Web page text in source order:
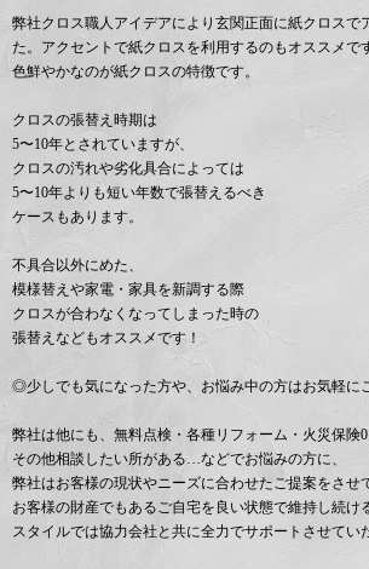
弊社クロス職人アイデアにより玄関正面に紙クロスで
た。アクセントで紙クロスを利用するのもオススメで
色鮮やかなのが紙クロスの特徴です。
クロスの張替え時期は
5〜10年とされていますが、
クロスの汚れや劣化具合によっては
5〜10年よりも短い年数で張替えるべき
ケースもあります。
不具合以外にめた、
模様替えや家電・家具を新調する際
クロスが合わなくなってしまった時の
張替えなどもオススメです！
◎少しでも気になった方や、お悩み中の方はお気軽に
弊社は他にも、無料点検・各種リフォーム・火災保険0
その他相談したい所がある…などでお悩みの方に、
弊社はお客様の現状やニーズに合わせたご提案をさせ
お客様の財産でもあるご自宅を良い状態で維持し続け
スタイルでは協力会社と共に全力でサポートさせてい